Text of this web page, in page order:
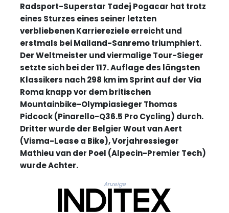
Radsport-Superstar Tadej Pogacar hat trotz
eines Sturzes eines seiner letzten
verbliebenen Karriereziele erreicht und
erstmals bei Mailand-Sanremo triumphiert.
Der Weltmeister und viermalige Tour-Sieger
setzte sich bei der 117. Auflage des längsten
Klassikers nach 298 km im Sprint auf der Via
Roma knapp vor dem britischen
Mountainbike-Olympiasieger Thomas
Pidcock (Pinarello-Q36.5 Pro Cycling) durch.
Dritter wurde der Belgier Wout van Aert
(Visma-Lease a Bike), Vorjahressieger
Mathieu van der Poel (Alpecin-Premier Tech)
wurde Achter.
Anzeige